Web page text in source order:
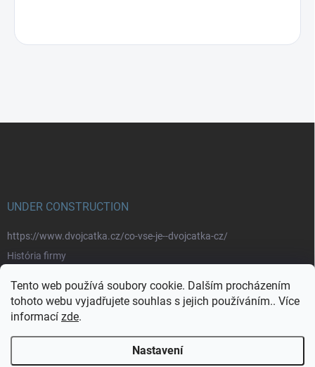
Tento web používá soubory cookie. Dalším procházením
tohoto webu vyjadřujete souhlas s jejich používáním.. Více
informací zde.
Nastavení
UNDER CONSTRUCTION
https://www.dvojcatka.cz/co-vse-je--dvojcatka-cz/
História firmy
Značky
https://www.dvojcatka.cz/kontakty/>